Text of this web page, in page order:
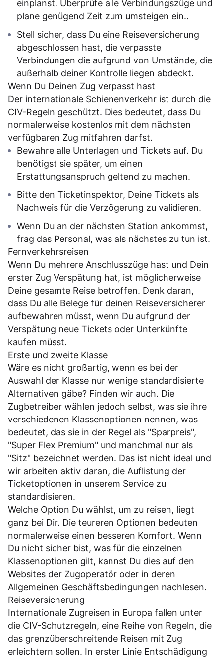
einplanst. Überprüfe alle Verbindungszüge und
plane genügend Zeit zum umsteigen ein..
Stell sicher, dass Du eine Reiseversicherung
abgeschlossen hast, die verpasste
Verbindungen die aufgrund von Umstände, die
außerhalb deiner Kontrolle liegen abdeckt.
Wenn Du Deinen Zug verpasst hast
Der internationale Schienenverkehr ist durch die
CIV-Regeln geschützt. Dies bedeutet, dass Du
normalerweise kostenlos mit dem nächsten
verfügbaren Zug mitfahren darfst.
Bewahre alle Unterlagen und Tickets auf. Du
benötigst sie später, um einen
Erstattungsanspruch geltend zu machen.
Bitte den Ticketinspektor, Deine Tickets als
Nachweis für die Verzögerung zu validieren.
Wenn Du an der nächsten Station ankommst,
frag das Personal, was als nächstes zu tun ist.
Fernverkehrsreisen
Wenn Du mehrere Anschlusszüge hast und Dein
erster Zug Verspätung hat, ist möglicherweise
Deine gesamte Reise betroffen. Denk daran,
dass Du alle Belege für deinen Reiseversicherer
aufbewahren müsst, wenn Du aufgrund der
Verspätung neue Tickets oder Unterkünfte
kaufen müsst.
Erste und zweite Klasse
Wäre es nicht großartig, wenn es bei der
Auswahl der Klasse nur wenige standardisierte
Alternativen gäbe? Finden wir auch. Die
Zugbetreiber wählen jedoch selbst, was sie ihre
verschiedenen Klassenoptionen nennen, was
bedeutet, das sie in der Regel als "Sparpreis",
"Super Flex Premium" und manchmal nur als
"Sitz" bezeichnet werden. Das ist nicht ideal und
wir arbeiten aktiv daran, die Auflistung der
Ticketoptionen in unserem Service zu
standardisieren.
Welche Option Du wählst, um zu reisen, liegt
ganz bei Dir. Die teureren Optionen bedeuten
normalerweise einen besseren Komfort. Wenn
Du nicht sicher bist, was für die einzelnen
Klassenoptionen gilt, kannst Du dies auf den
Websites der Zugoperatör oder in deren
Allgemeinen Geschäftsbedingungen nachlesen.
Reiseversicherung
Internationale Zugreisen in Europa fallen unter
die CIV-Schutzregeln, eine Reihe von Regeln, die
das grenzüberschreitende Reisen mit Zug
erleichtern sollen. In erster Linie Entschädigung